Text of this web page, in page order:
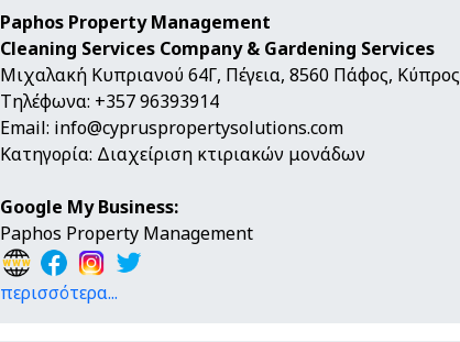
Paphos Property Management
Cleaning Services Company & Gardening Services
Μιχαλακή Κυπριανού 64Γ, Πέγεια, 8560 Πάφος, Κύπρος
Τηλέφωνα: +357 96393914
Email: info@cypruspropertysolutions.com
Κατηγορία: Διαχείριση κτιριακών μονάδων
Google My Business:
Paphos Property Management
περισσότερα...